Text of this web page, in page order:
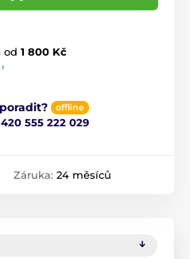
od 1 800 Kč
offline
555 222 029
Záruka: 24 měsíců